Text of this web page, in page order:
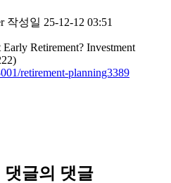
작성일 25-12-12 03:51
Retirement? Investment
retirement-planning3389
댓글의 댓글